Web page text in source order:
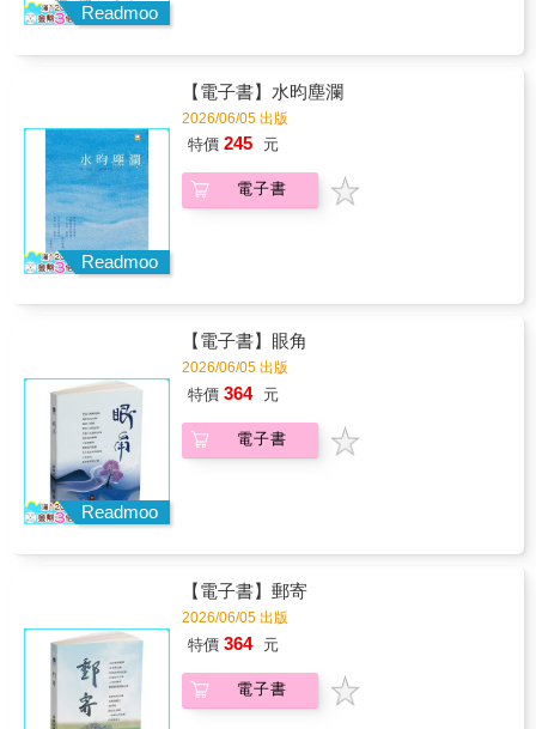
子！），閱讀在此不會停在感心動情，讀者可
以盡情享受文字與藝術如何互動，一邊也須動
用哲學、美學與社會議題的核心肌群，和作者
一起嬉戲，潛入軟硬兼施、有捨有得的深海。
Readmoo
Readmoo
【電子書】水昀塵瀾
2026/06/05 出版
特價 245 元
電子書
Readmoo
【電子書】眼角
2026/06/05 出版
特價 364 元
電子書
【電子書】郵寄
2026/06/05 出版
特價 364 元
電子書